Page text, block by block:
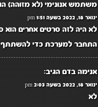
משתמש אנונימי (לא מזוהה)
ינואר 18, 2022 בשעה 1:51 pm
לא היה לזה סרטים אחרים הוא
התחבר למערכת כדי להשתתף
אנימה בדם הגיב:
ינואר 18, 2022 בשעה 2:03 pm
לא